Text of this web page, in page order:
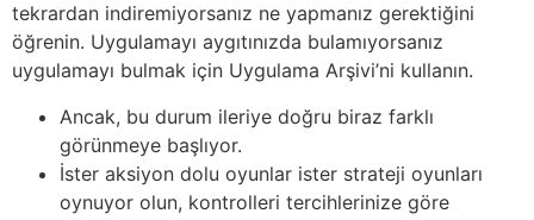
tekrardan indiremiyorsanız ne yapmanız gerektiğini
öğrenin. Uygulamayı aygıtınızda bulamıyorsanız
uygulamayı bulmak için Uygulama Arşivi’ni kullanın.
Ancak, bu durum ileriye doğru biraz farklı
görünmeye başlıyor.
İster aksiyon dolu oyunlar ister strateji oyunları
oynuyor olun, kontrolleri tercihlerinize göre